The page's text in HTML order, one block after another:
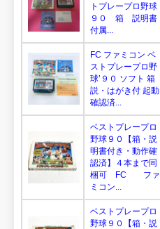
トプレープロ野球
９０ 箱 説明書
付属...
FC ファミコン ベ
ストプレープロ野
球’９０ ソフト 箱
説・はがき付 起動
確認済...
ベストプレープロ
野球９０【箱・説
明書付き・動作確
認済】４本まで同
梱可 FC ファ
ミコン...
ベストプレープロ
野球９０【箱・説